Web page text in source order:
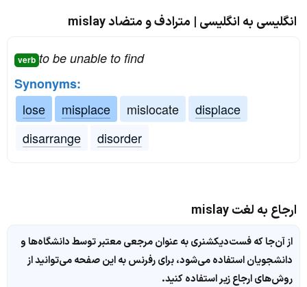
انگلیسی به انگلیسی | مترادف و متضاد mislay
verb to be unable to find
Synonyms:
lose
misplace mislocate
displace
disarrange
disorder
ارجاع به لغت mislay
از آن‌جا که فست‌دیکشنری به عنوان مرجعی معتبر توسط دانشگاه‌ها و
دانشجویان استفاده می‌شود، برای رفرنس به این صفحه می‌توانید از
روش‌های ارجاع زیر استفاده کنید.